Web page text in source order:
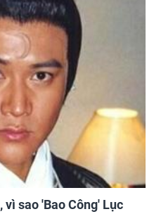
sao 'Bao Công' Lục